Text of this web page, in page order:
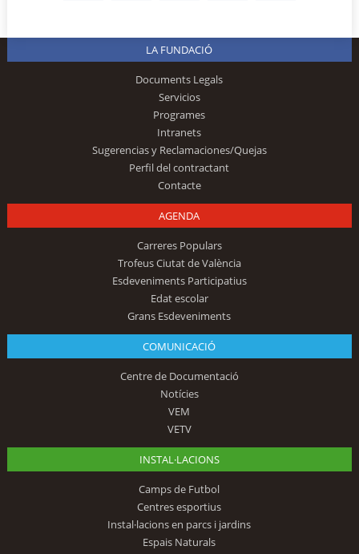
LA FUNDACIÓ
Documents Legals
Servicios
Programes
Intranets
Sugerencias y Reclamaciones/Quejas
Perfil del contractant
Contacte
AGENDA
Carreres Populars
Trofeus Ciutat de València
Esdeveniments Participatius
Edat escolar
Grans Esdeveniments
COMUNICACIÓ
Centre de Documentació
Notícies
VEM
VETV
INSTAL·LACIONS
Camps de Futbol
Centres esportius
Instal·lacions en parcs i jardins
Espais Naturals